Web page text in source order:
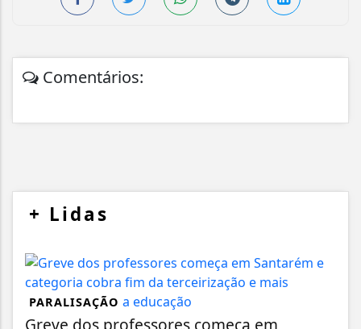
Comentários:
+ Lidas
PARALISAÇÃO